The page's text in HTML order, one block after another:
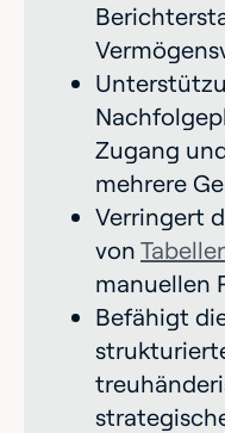
Zugang
mehrere
Verringert
von
manuellen
Befähigt